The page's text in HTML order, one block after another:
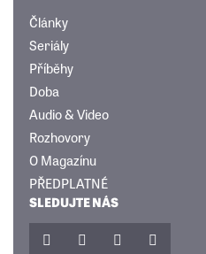
Články
Seriály
Příběhy
Doba
Audio & Video
Rozhovory
O Magazínu
PŘEDPLATNÉ
SLEDUJTE NÁS